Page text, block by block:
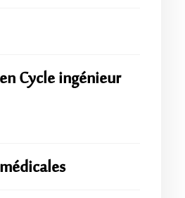
Cycle ingénieur